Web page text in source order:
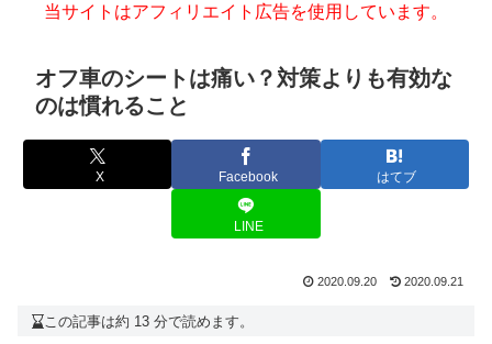
当サイトはアフィリエイト広告を使用しています。
オフ車のシートは痛い？対策よりも有効な
のは慣れること
X Facebook はてブ
LINE
2020.09.20 2020.09.21
この記事は約 13 分で読めます。